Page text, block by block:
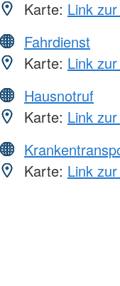
Karte: Link
Fahrdienst
Karte: Link
Hausnotruf
Karte: Link
Karte: Link